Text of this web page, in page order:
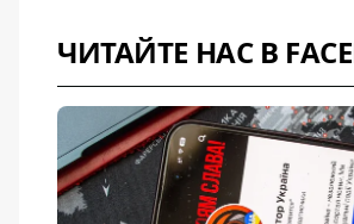
ЧИТАЙТЕ НАС В